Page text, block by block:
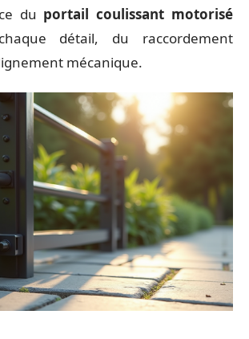
du portail coulissant motorisé
détail, du raccordement
mécanique.